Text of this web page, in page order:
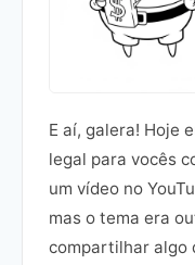
E aí, galera! Hoje
legal para vocês
um vídeo no
mas o tema era
compartilhar algo